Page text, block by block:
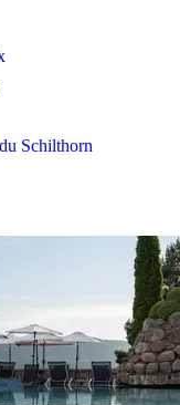
Schilthorn